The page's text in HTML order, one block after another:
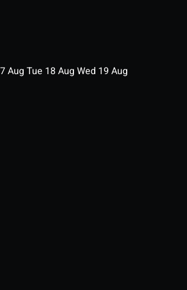
Aug Tue 18 Aug Wed 19 Aug